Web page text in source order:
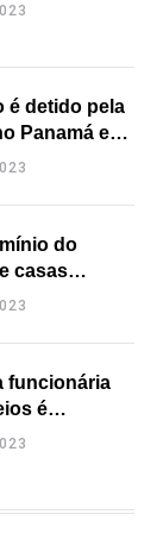
como fruto
é detido pela
Panamá e
prisão
do
casas
em 3D é
funcionária
é
a facadas